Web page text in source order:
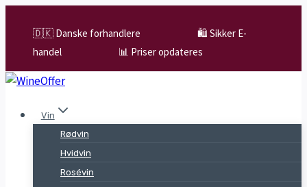
content
🇩🇰 Danske forhandlere
🛍️ Sikker E-
handel
📊 Priser opdateres
Vin
Rødvin
Hvidvin
Rosévin